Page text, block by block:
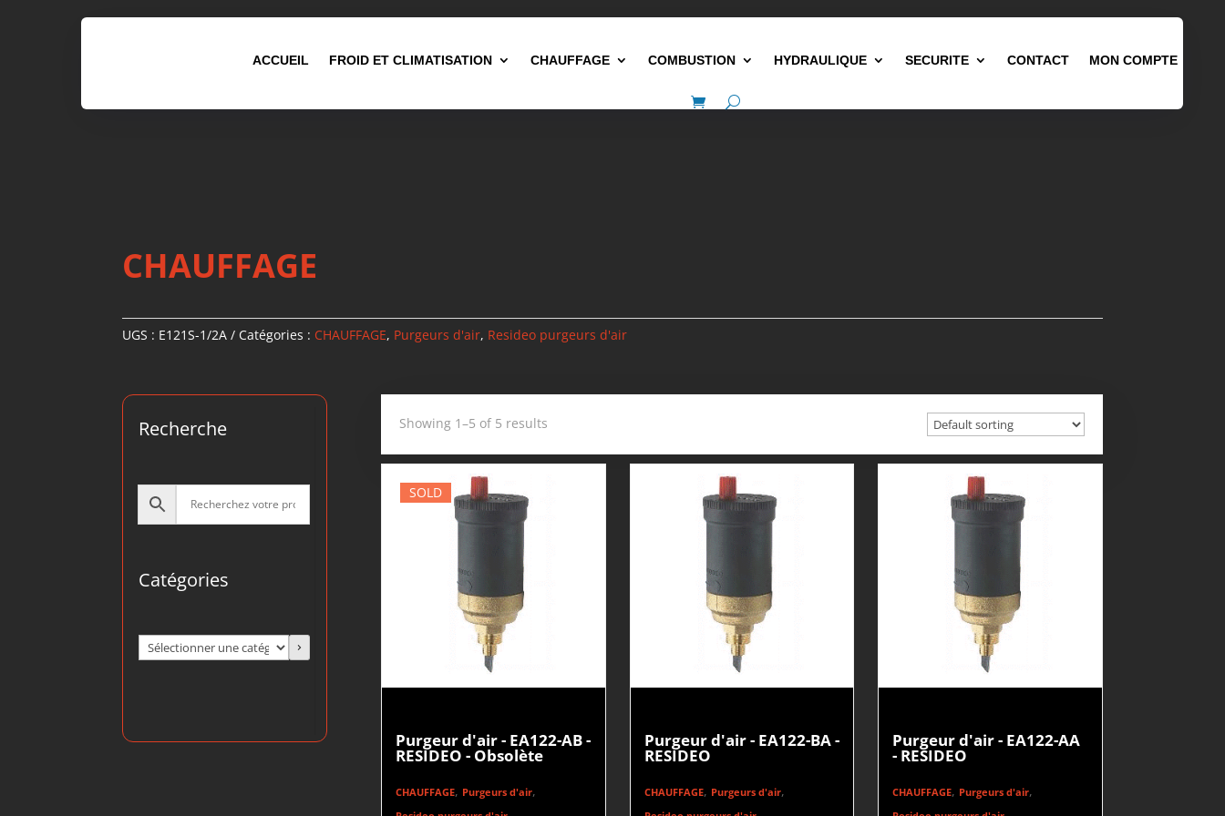
ACCUEIL FROID ET CLIMATISATION CHAUFFAGE COMBUSTION HYDRAULIQUE SECURITE CONTACT MON COMPTE
CHAUFFAGE
UGS : E121S-1/2A Catégories : CHAUFFAGE, Purgeurs d'air, Resideo purgeurs d'air
Recherche
Catégories
Sélectionner
une
Showing 1–5 of 5 results
SOLD
Purgeur d'air - EA122-AB -
RESIDEO - Obsolète
CHAUFFAGE, Purgeurs d'air,
Purgeur d'air - EA122-BA -
RESIDEO
CHAUFFAGE, Purgeurs d'air,
Purgeur d'air - EA122-AA
- RESIDEO
CHAUFFAGE, Purgeurs d'air,